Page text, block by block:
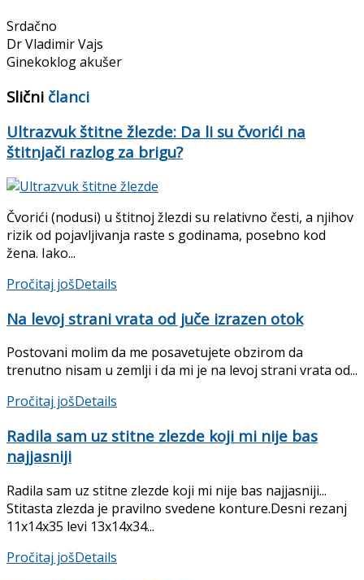
Srdačno
Dr Vladimir Vajs
Ginekoklog akušer
Slični članci
Ultrazvuk štitne žlezde: Da li su čvorići na
štitnjači razlog za brigu?
Čvorići (nodusi) u štitnoj žlezdi su relativno česti, a njihov
rizik od pojavljivanja raste s godinama, posebno kod
žena. Iako...
Pročitaj jošDetails
Na levoj strani vrata od juče izrazen otok
Postovani molim da me posavetujete obzirom da
trenutno nisam u zemlji i da mi je na levoj strani vrata od...
Pročitaj jošDetails
Radila sam uz stitne zlezde koji mi nije bas
najjasniji
Radila sam uz stitne zlezde koji mi nije bas najjasniji...
Stitasta zlezda je pravilno svedene konture.Desni rezanj
11x14x35 levi 13x14x34...
Pročitaj jošDetails